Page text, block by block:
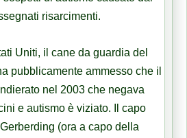
risarcimenti.
Uniti, il cane da guardia del
pubblicamente ammesso che il
nel 2003 che negava
e autismo è viziato. Il capo
(ora a capo della